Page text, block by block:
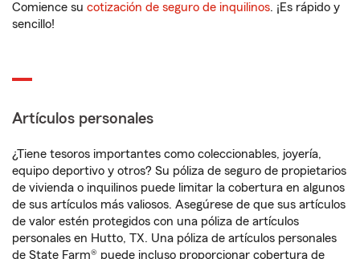
Comience su cotización de seguro de inquilinos. ¡Es rápido y
sencillo!
Artículos personales
¿Tiene tesoros importantes como coleccionables, joyería,
equipo deportivo y otros? Su póliza de seguro de propietarios
de vivienda o inquilinos puede limitar la cobertura en algunos
de sus artículos más valiosos. Asegúrese de que sus artículos
de valor estén protegidos con una póliza de artículos
personales en Hutto, TX. Una póliza de artículos personales
de State Farm® puede incluso proporcionar cobertura de